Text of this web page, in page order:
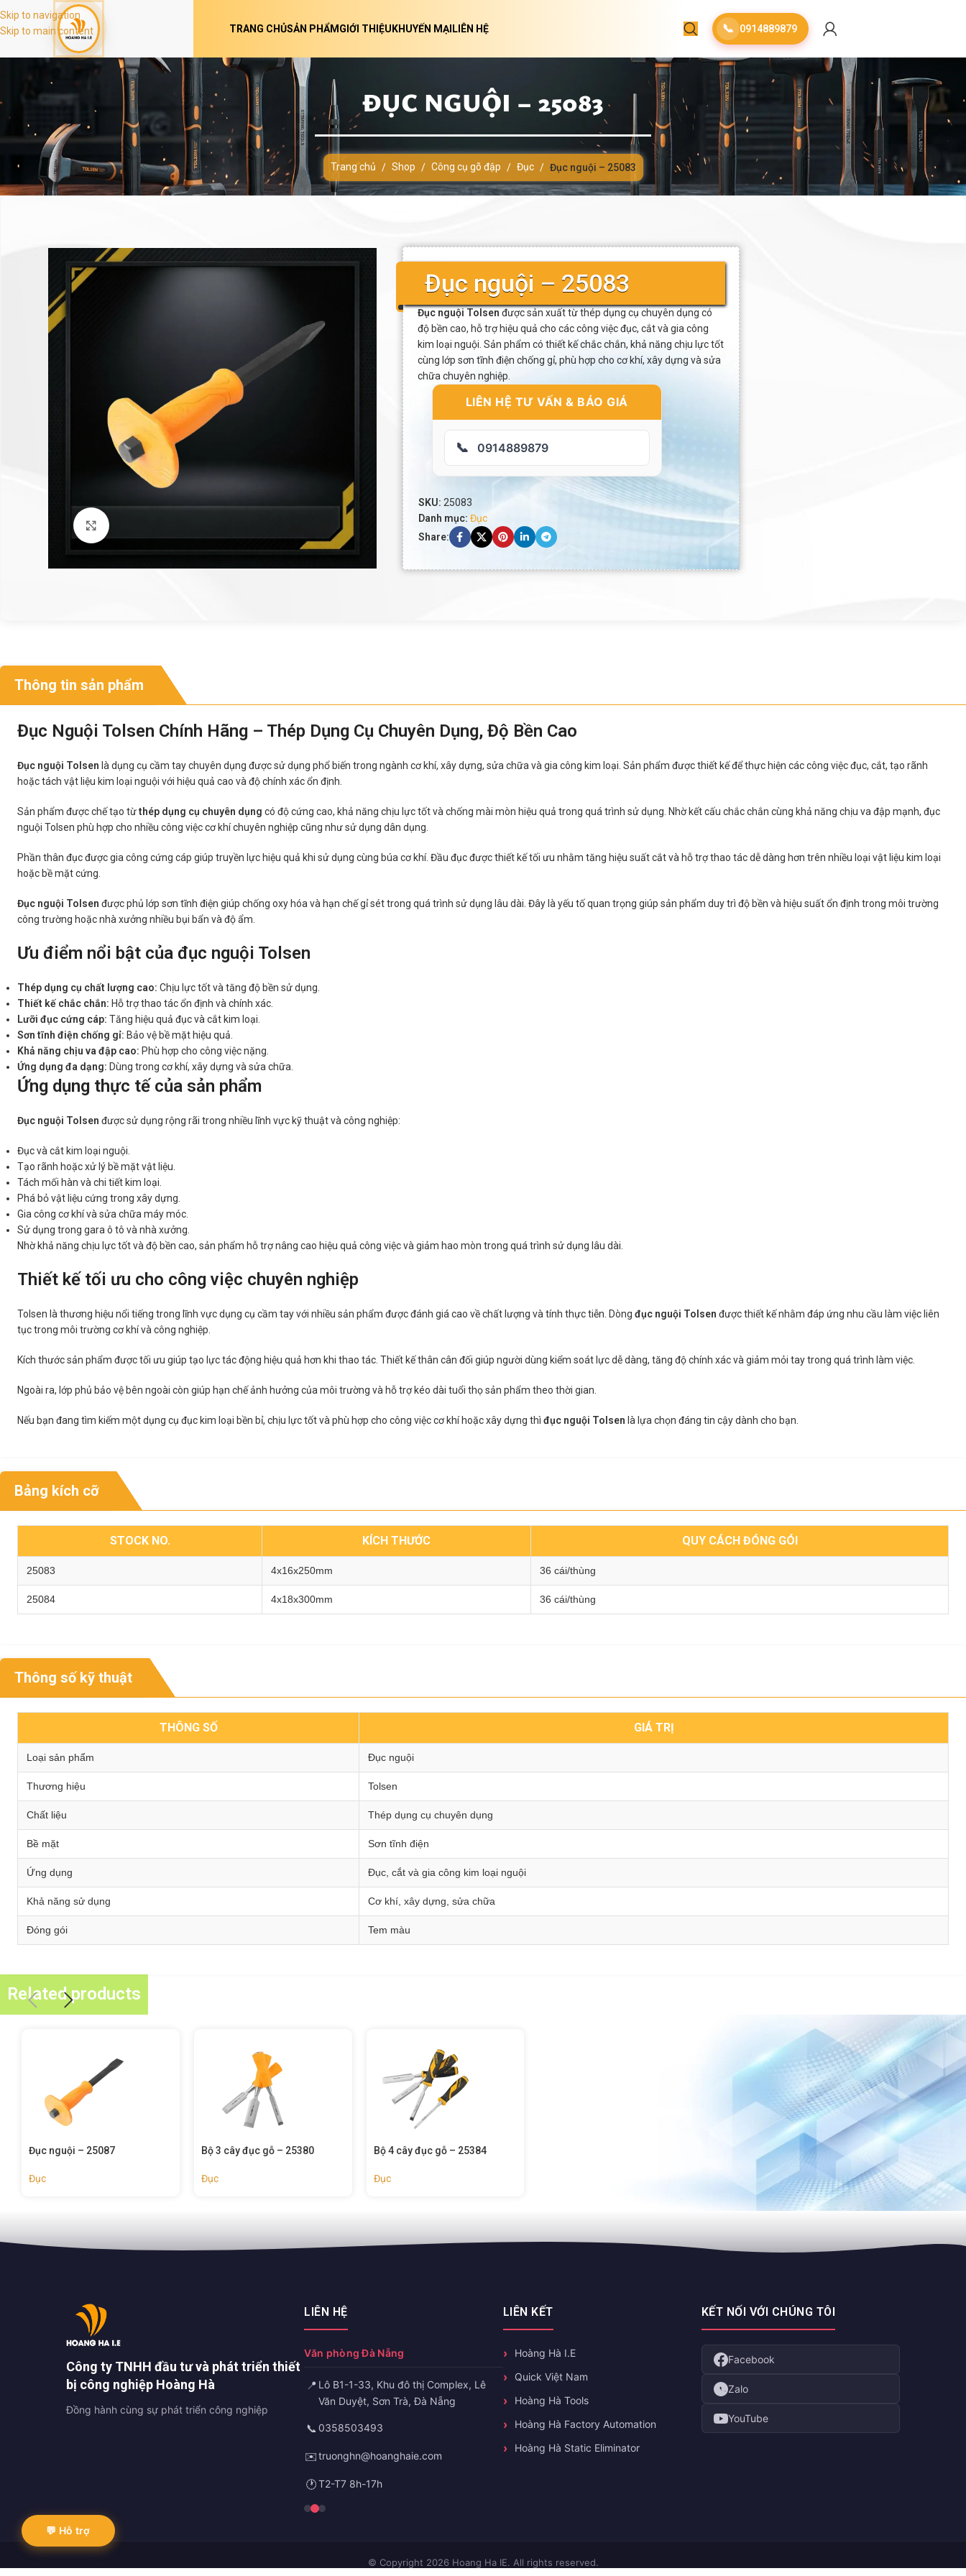
Skip to navigation
Skip to main content
TRANG CHỦSẢN PHẨMGIỚI THIỆUKHUYẾN MẠILIÊN HỆ 📞 0914889879
ĐỤC NGUỘI – 25083
Trang chủ / Shop / Công cụ gõ đập / Đục / Đục nguội – 25083
Đục nguội – 25083
Đục nguội Tolsen được sản xuất từ thép dụng cụ chuyên dụng có
độ bền cao, hỗ trợ hiệu quả cho các công việc đục, cắt và gia công
kim loại nguội. Sản phẩm có thiết kế chắc chắn, khả năng chịu lực tốt
cùng lớp sơn tĩnh điện chống gỉ, phù hợp cho cơ khí, xây dựng và sửa
chữa chuyên nghiệp.
LIÊN HỆ TƯ VẤN & BÁO GIÁ
📞 0914889879
SKU: 25083
Danh mục: Đục
Share:
Thông tin sản phẩm
Đục Nguội Tolsen Chính Hãng – Thép Dụng Cụ Chuyên Dụng, Độ Bền Cao
Đục nguội Tolsen là dụng cụ cầm tay chuyên dụng được sử dụng phổ biến trong ngành cơ khí, xây dựng, sửa chữa và gia công kim loại. Sản phẩm được thiết kế để thực hiện các công việc đục, cắt, tạo rãnh
hoặc tách vật liệu kim loại nguội với hiệu quả cao và độ chính xác ổn định.
Sản phẩm được chế tạo từthép dụng cụ chuyên dụng có độ cứng cao, khả năng chịu lực tốt và chống mài mòn hiệu quả trong quá trình sử dụng. Nhờ kết cấu chắc chắn cùng khả năng chịu va đập mạnh, đục
nguội Tolsen phù hợp cho nhiều công việc cơ khí chuyên nghiệp cũng như sử dụng dân dụng.
Phần thân đục được gia công cứng cáp giúp truyền lực hiệu quả khi sử dụng cùng búa cơ khí. Đầu đục được thiết kế tối ưu nhằm tăng hiệu suất cắt và hỗ trợ thao tác dễ dàng hơn trên nhiều loại vật liệu kim loại
hoặc bề mặt cứng.
Đục nguội Tolsen được phủ lớp sơn tĩnh điện giúp chống oxy hóa và hạn chế gỉ sét trong quá trình sử dụng lâu dài. Đây là yếu tố quan trọng giúp sản phẩm duy trì độ bền và hiệu suất ổn định trong môi trường
công trường hoặc nhà xưởng nhiều bụi bẩn và độ ẩm.
Ưu điểm nổi bật của đục nguội Tolsen
Thép dụng cụ chất lượng cao: Chịu lực tốt và tăng độ bền sử dụng.
Thiết kế chắc chắn: Hỗ trợ thao tác ổn định và chính xác.
Lưỡi đục cứng cáp: Tăng hiệu quả đục và cắt kim loại.
Sơn tĩnh điện chống gỉ: Bảo vệ bề mặt hiệu quả.
Khả năng chịu va đập cao: Phù hợp cho công việc nặng.
Ứng dụng đa dạng: Dùng trong cơ khí, xây dựng và sửa chữa.
Ứng dụng thực tế của sản phẩm
Đục nguội Tolsen được sử dụng rộng rãi trong nhiều lĩnh vực kỹ thuật và công nghiệp:
Đục và cắt kim loại nguội.
Tạo rãnh hoặc xử lý bề mặt vật liệu.
Tách mối hàn và chi tiết kim loại.
Phá bỏ vật liệu cứng trong xây dựng.
Gia công cơ khí và sửa chữa máy móc.
Sử dụng trong gara ô tô và nhà xưởng.
Nhờ khả năng chịu lực tốt và độ bền cao, sản phẩm hỗ trợ nâng cao hiệu quả công việc và giảm hao mòn trong quá trình sử dụng lâu dài.
Thiết kế tối ưu cho công việc chuyên nghiệp
Tolsen là thương hiệu nổi tiếng trong lĩnh vực dụng cụ cầm tay với nhiều sản phẩm được đánh giá cao về chất lượng và tính thực tiễn. Dòng đục nguội Tolsen được thiết kế nhằm đáp ứng nhu cầu làm việc liên
tục trong môi trường cơ khí và công nghiệp.
Kích thước sản phẩm được tối ưu giúp tạo lực tác động hiệu quả hơn khi thao tác. Thiết kế thân cân đối giúp người dùng kiểm soát lực dễ dàng, tăng độ chính xác và giảm mỏi tay trong quá trình làm việc.
Ngoài ra, lớp phủ bảo vệ bên ngoài còn giúp hạn chế ảnh hưởng của môi trường và hỗ trợ kéo dài tuổi thọ sản phẩm theo thời gian.
Nếu bạn đang tìm kiếm một dụng cụ đục kim loại bền bỉ, chịu lực tốt và phù hợp cho công việc cơ khí hoặc xây dựng thì đục nguội Tolsen là lựa chọn đáng tin cậy dành cho bạn.
Bảng kích cỡ
STOCK NO. KÍCH THƯỚC QUY CÁCH ĐÓNG GÓI
25083 4x16x250mm 36 cái/thùng
25084 4x18x300mm 36 cái/thùng
Thông số kỹ thuật
THÔNG SỐ GIÁ TRỊ
Loại sản phẩm Đục nguội
Thương hiệu Tolsen
Chất liệu Thép dụng cụ chuyên dụng
Bề mặt Sơn tĩnh điện
Ứng dụng Đục, cắt và gia công kim loại nguội
Khả năng sử dụng Cơ khí, xây dựng, sửa chữa
Đóng gói Tem màu
Related products
Bộ 3 cây đục gỗ – 25380
Đục
Bộ 4 cây đục gỗ – 25384
Đục
Đục gỗ – 25056
Đục
💬 Hỗ trợ
Công ty TNHH đầu tư và phát triển thiết
bị công nghiệp Hoàng Hà
Đồng hành cùng sự phát triển công nghiệp
LIÊN HỆ
Văn phòng Đà Nẵng
📍 Lô B1-1-33, Khu đô thị Complex, Lê
Văn Duyệt, Sơn Trà, Đà Nẵng
📞 0358503493
✉️ truonghn@hoanghaie.com
🕐 T2-T7 8h-17h
LIÊN KẾT
Hoàng Hà I.E
Quick Việt Nam
Hoàng Hà Tools
Hoàng Hà Factory Automation
Hoàng Hà Static Eliminator
KẾT NỐI VỚI CHÚNG TÔI
Facebook
Zalo
YouTube
© Copyright 2026 Hoang Ha IE. All rights reserved.